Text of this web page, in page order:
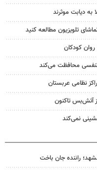
دیابت موثرند
تلویزیون مطالعه کنید
کودکان
تنفسی محافظت می‌کند
نظامی عربستان
نمی‌کند
راننده جان باخت